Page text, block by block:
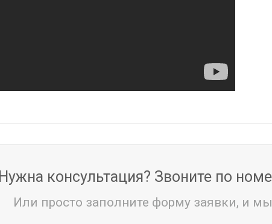
Нужна консультация? Звоните по
Или просто заполните форму заявки, и